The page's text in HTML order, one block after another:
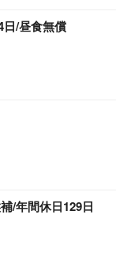
/昼食無償
/年間休日129日